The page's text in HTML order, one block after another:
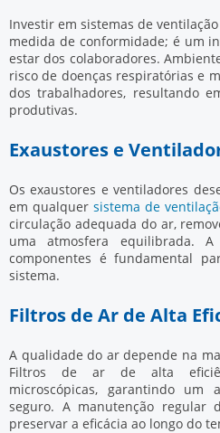
Investir em sistemas de
medida de conformidade; é um
estar dos colaboradores.
risco de doenças respiratórias e
dos trabalhadores, resultando
produtivas.
Exaustores e
Os exaustores e ventiladores
em qualquer sistema de
circulação adequada do ar,
uma atmosfera equilibrada. A
componentes é fundamental
sistema.
Filtros de Ar de Alta
A qualidade do ar depende na
Filtros de ar de alta
microscópicas, garantindo um
seguro. A manutenção regular
preservar a eficácia ao longo do